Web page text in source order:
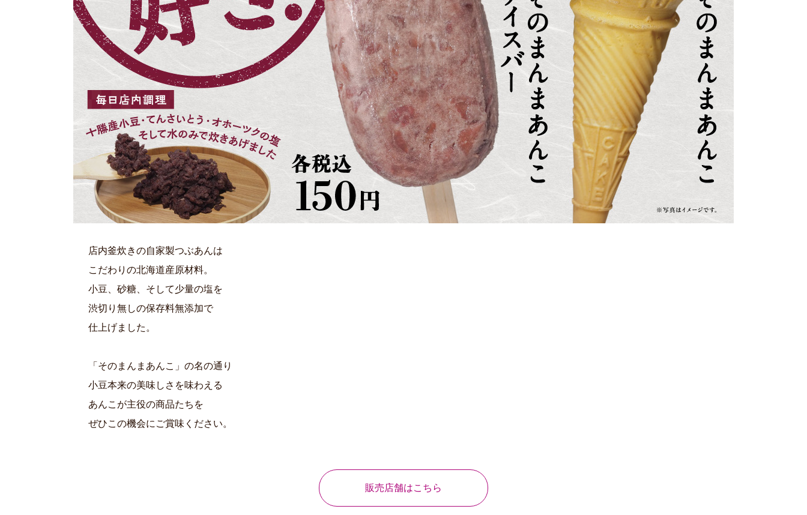
店内釜炊きの自家製つぶあんは
こだわりの北海道産原材料。
小豆、砂糖、そして少量の塩を
渋切り無しの保存料無添加で
仕上げました。
「そのまんまあんこ」の名の通り
小豆本来の美味しさを味わえる
あんこが主役の商品たちを
ぜひこの機会にご賞味ください。
販売店舗はこちら